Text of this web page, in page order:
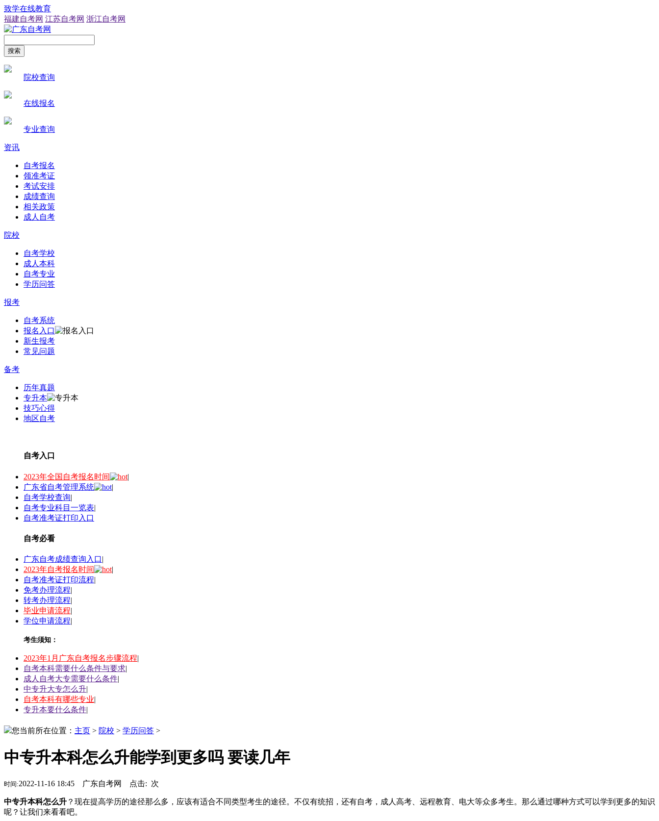
致学在线教育
福建自考网 江苏自考网 浙江自考网
搜索
院校查询
在线报名
专业查询
资讯
自考报名
领准考证
考试安排
成绩查询
相关政策
成人自考
院校
自考学校
成人本科
自考专业
学历问答
报考
自考系统
报名入口
新生报考
常见问题
备考
历年真题
专升本
技巧心得
地区自考
自考入口
2023年全国自考报名时间
|
广东省自考管理系统
|
自考学校查询|
自考专业科目一览表|
自考准考证打印入口
自考必看
广东自考成绩查询入口|
2023年自考报名时间
|
自考准考证打印流程|
免考办理流程|
转考办理流程|
毕业申请流程|
学位申请流程|
考生须知：
2023年1月广东自考报名步骤流程|
自考本科需要什么条件与要求|
成人自考大专需要什么条件|
中专升大专怎么升|
自考本科有哪些专业|
专升本要什么条件|
您当前所在位置： 主页 > 院校 > 学历问答 >
中专升本科怎么升能学到更多吗 要读几年
时间:2022-11-16 18:45 广东自考网 点击: 次
中专升本科怎么升 ？现在提高学历的途径那么多，应该有适合不同类型考生的途径。不仅有统招，还有自考，成人高考、远程教育、电大等众多考生。那么通过哪种方式可以学到更多的知识
呢？让我们来看看吧。